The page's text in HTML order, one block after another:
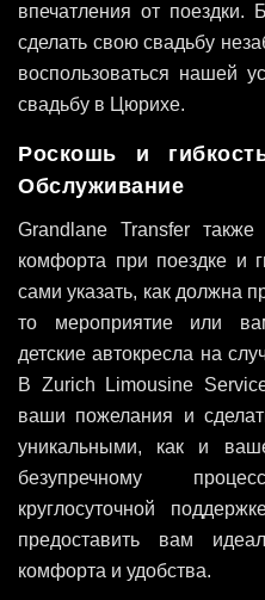
впечатления от поездки.
сделать свою свадьбу
воспользоваться нашей
свадьбу в Цюрихе.
Роскошь и
Обслуживание
Grandlane Transfer
комфорта при поездке и
сами указать, как должна
то мероприятие или
детские автокресла на
В Zurich Limousine
ваши пожелания и
уникальными, как и
безупречному
круглосуточной
предоставить вам
комфорта и удобства.